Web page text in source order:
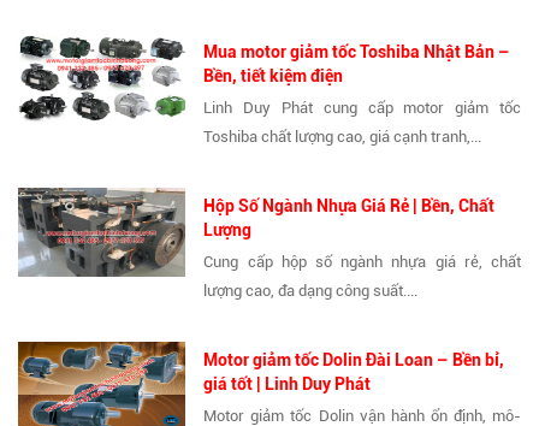
Mua motor giảm tốc Toshiba Nhật Bản –
Bền, tiết kiệm điện
Linh Duy Phát cung cấp motor giảm tốc
Toshiba chất lượng cao, giá cạnh tranh,...
Hộp Số Ngành Nhựa Giá Rẻ | Bền, Chất
Lượng
Cung cấp hộp số ngành nhựa giá rẻ, chất
lượng cao, đa dạng công suất....
Motor giảm tốc Dolin Đài Loan – Bền bỉ,
giá tốt | Linh Duy Phát
Motor giảm tốc Dolin vận hành ổn định, mô-